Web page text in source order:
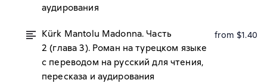
аудирования
Kürk Mantolu Madonna. Часть
2 (глава 3). Роман на турецком языке
с переводом на русский для чтения,
пересказа и аудирования
from $1.40